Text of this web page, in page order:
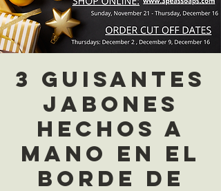
3 guisantes
jabones
hechos a
mano en el
borde de